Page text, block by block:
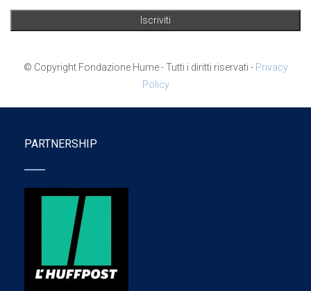
© Copyright Fondazione Hume - Tutti i diritti riservati - Privacy
Policy
PARTNERSHIP